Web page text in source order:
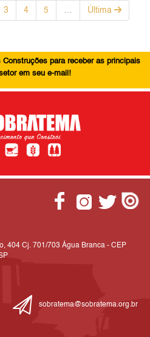
3 4 5 … Última
para receber as principais
em seu e-mail!
404 Cj. 701/703 Água Branca - CEP
sobratema@sobratema.org.br